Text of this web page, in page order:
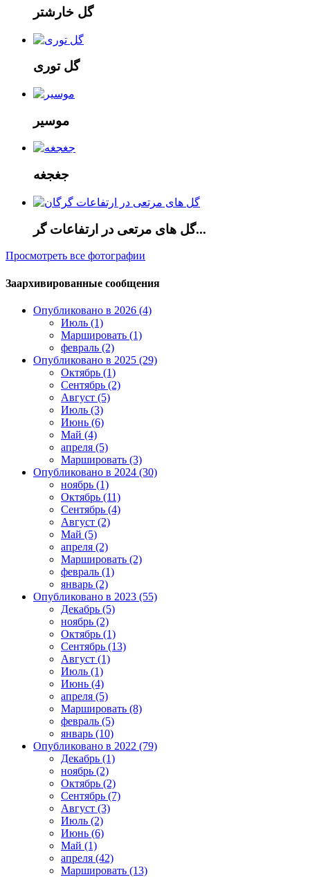
گل خارشتر
گل توری
موسیر
جغجغه
گل های مرتعی در ارتفاعات گر...
Просмотреть все фотографии
Заархивированные сообщения
Опубликовано в 2026 (4)
Июль (1)
Маршировать (1)
февраль (2)
Опубликовано в 2025 (29)
Октябрь (1)
Сентябрь (2)
Август (5)
Июль (3)
Июнь (6)
Май (4)
апреля (5)
Маршировать (3)
Опубликовано в 2024 (30)
ноябрь (1)
Октябрь (11)
Сентябрь (4)
Август (2)
Май (5)
апреля (2)
Маршировать (2)
февраль (1)
январь (2)
Опубликовано в 2023 (55)
Декабрь (5)
ноябрь (2)
Октябрь (1)
Сентябрь (13)
Август (1)
Июль (1)
Июнь (4)
апреля (5)
Маршировать (8)
февраль (5)
январь (10)
Опубликовано в 2022 (79)
Декабрь (1)
ноябрь (2)
Октябрь (2)
Сентябрь (7)
Август (3)
Июль (2)
Июнь (6)
Май (1)
апреля (42)
Маршировать (13)